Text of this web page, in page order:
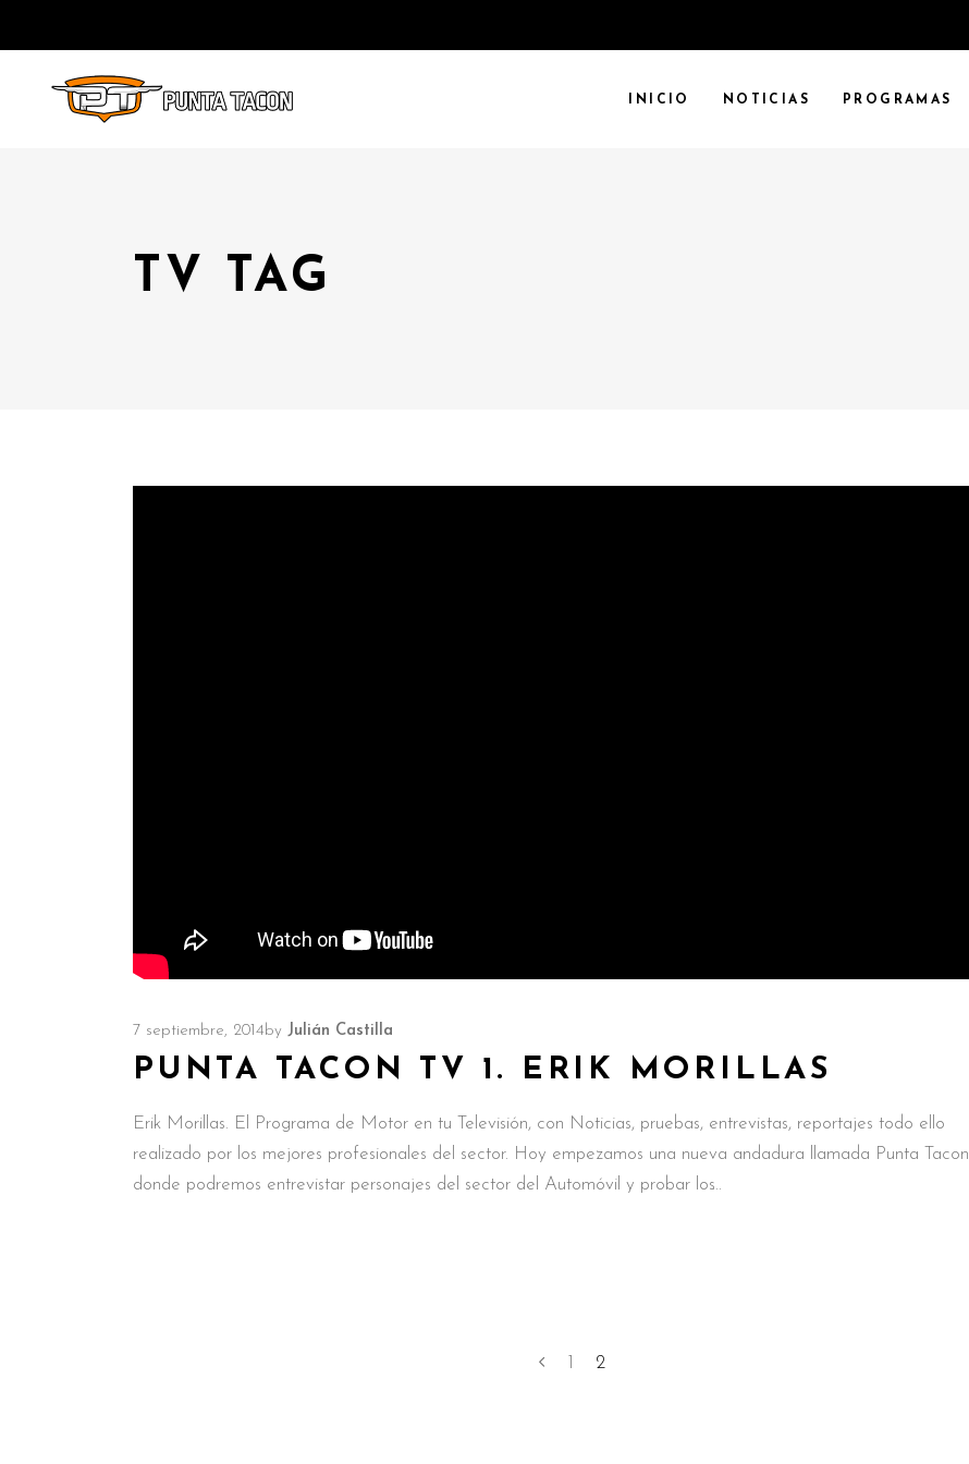
INICIO NOTICIAS PROGRAMAS
TV TAG
7 septiembre, 2014 by Julián Castilla
PUNTA TACON TV 1. ERIK MORILLAS
Erik Morillas. El Programa de Motor en tu Televisión, con Noticias, pruebas, entrevistas, reportajes todo ello
realizado por los mejores profesionales del sector. Hoy empezamos una nueva andadura llamada Punta Tacon
donde podremos entrevistar personajes del sector del Automóvil y probar los
2